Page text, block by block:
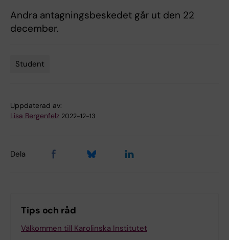
Andra antagningsbeskedet går ut den 22
december.
Student
Uppdaterad av:
Lisa Bergenfelz 2022-12-13
Dela
Tips och råd
Välkommen till Karolinska Institutet